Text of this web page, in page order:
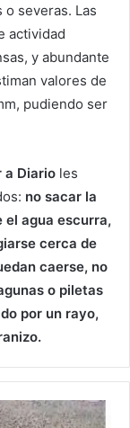
severas. Las
actividad
y abundante
valores de
pudiendo ser
a Diario les
no sacar la
el agua escurra,
cerca de
caerse, no
o piletas
por un rayo,